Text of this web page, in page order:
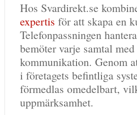
Hos Svardirekt.se
expertis för att skapa en
Telefonpassningen
bemöter varje samtal
kommunikation. Genom
i företagets befintliga
förmedlas omedelbart,
uppmärksamhet.